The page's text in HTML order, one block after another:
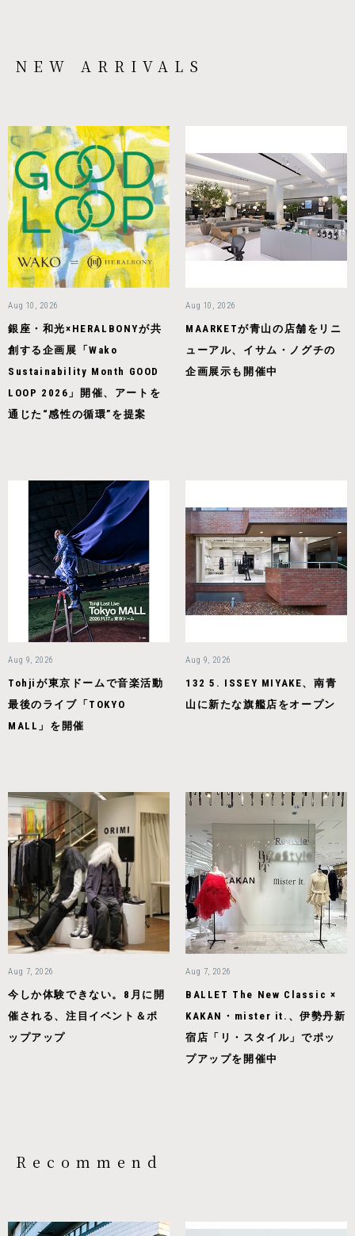
NEW ARRIVALS
Aug 10, 2026
銀座・和光×HERALBONYが共
創する企画展「Wako
Sustainability Month GOOD
LOOP 2026」開催、アートを
通じた“感性の循環”を提案
Aug 10, 2026
MAARKETが青山の店舗をリニ
ューアル、イサム・ノグチの
企画展示も開催中
Aug 9, 2026
Tohjiが東京ドームで音楽活動
最後のライブ「TOKYO
MALL」を開催
Aug 9, 2026
132 5. ISSEY MIYAKE、南青
山に新たな旗艦店をオープン
Aug 7, 2026
今しか体験できない。8月に開
催される、注目イベント＆ポ
ップアップ
Aug 7, 2026
BALLET The New Classic ×
KAKAN・mister it.、伊勢丹新
宿店「リ・スタイル」でポッ
プアップを開催中
Recommend